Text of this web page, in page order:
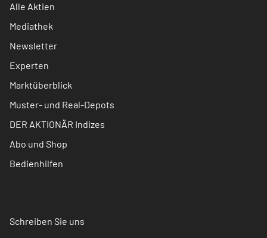
Alle Aktien
Mediathek
Newsletter
Experten
Marktüberblick
Muster- und Real-Depots
DER AKTIONÄR Indizes
Abo und Shop
Bedienhilfen
Schreiben Sie uns